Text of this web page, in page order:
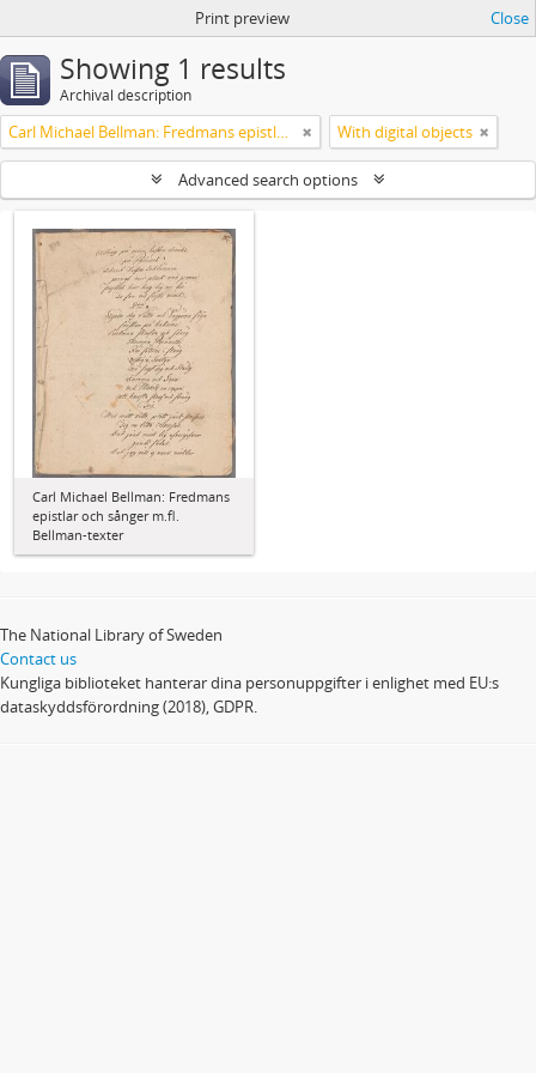
Print preview Close
Showing 1 results
Archival description
Carl Michael Bellman: Fredmans epistlar och sånger m.fl. Bellman-texter With digital objects
Advanced search options
Carl Michael Bellman: Fredmans
epistlar och sånger m.fl.
Bellman-texter
The National Library of Sweden
Contact us
Kungliga biblioteket hanterar dina personuppgifter i enlighet med EU:s
dataskyddsförordning (2018), GDPR.